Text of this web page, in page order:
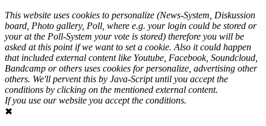
This website uses cookies to personalize (News-System, Diskussion
board, Photo gallery, Poll, where e.g. your login could be stored or
your at the Poll-System your vote is stored) therefore you will be
asked at this point if we want to set a cookie. Also it could happen
that included external content like Youtube, Facebook, Soundcloud,
Bandcamp or others uses cookies for personalize, advertising other
others. We'll pervent this by Java-Script until you accept the
conditions by clicking on the mentioned external content.
If you use our website you accept the conditions.
✖